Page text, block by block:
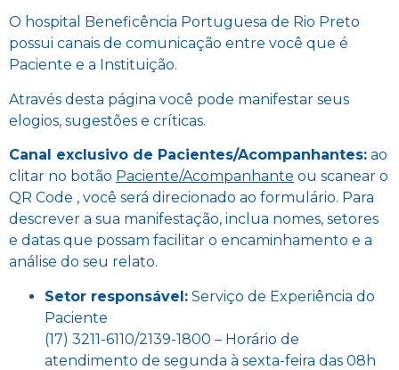
O hospital Beneficência Portuguesa de Rio Preto
possui canais de comunicação entre você que é
Paciente e a Instituição.
Através desta página você pode manifestar seus
elogios, sugestões e críticas.
Canal exclusivo de Pacientes/Acompanhantes: ao
clitar no botão Paciente/Acompanhante ou scanear o
QR Code , você será direcionado ao formulário. Para
descrever a sua manifestação, inclua nomes, setores
e datas que possam facilitar o encaminhamento e a
análise do seu relato.
Setor responsável: Serviço de Experiência do
Paciente
(17) 3211-6110/2139-1800 – Horário de
atendimento de segunda à sexta-feira das 08h